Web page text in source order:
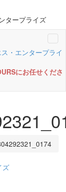
タープライズ
にお任せくださ
ズ